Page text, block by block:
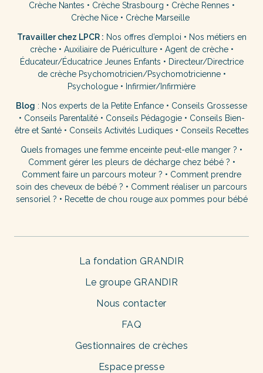
Crèche Nantes • Crèche Strasbourg • Crèche Rennes •
Crèche Nice • Crèche Marseille
Travailler chez LPCR : Nos offres d’emploi • Nos métiers en
crèche• Auxiliaire de Puériculture• Agent de crèche•
Éducateur/Éducatrice Jeunes Enfants • Directeur/Directrice
de crèche Psychomotricien/Psychomotricienne•
Psychologue • Infirmier/Infirmière
Blog : Nos experts de la Petite Enfance • Conseils Grossesse
• Conseils Parentalité• Conseils Pédagogie• Conseils Bien-
être et Santé• Conseils Activités Ludiques • Conseils Recettes
Quels fromages une femme enceinte peut-elle manger ? •
Comment gérer les pleurs de décharge chez bébé ? •
Comment faire un parcours moteur ? • Comment prendre
soin des cheveux de bébé ? • Comment réaliser un parcours
sensoriel ? • Recette de chou rouge aux pommes pour bébé
La fondation GRANDIR
Le groupe GRANDIR
Nous contacter
FAQ
Gestionnaires de crèches
Espace presse